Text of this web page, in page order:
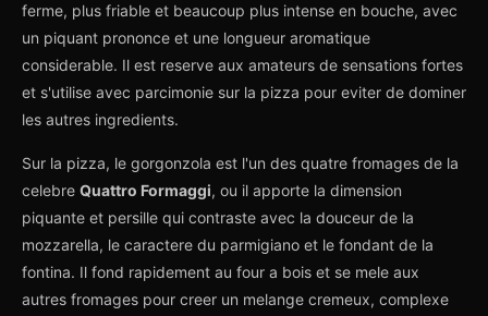
ferme, plus friable et beaucoup plus intense en bouche, avec
un piquant prononce et une longueur aromatique
considerable. Il est reserve aux amateurs de sensations fortes
et s'utilise avec parcimonie sur la pizza pour eviter de dominer
les autres ingredients.
Sur la pizza, le gorgonzola est l'un des quatre fromages de la
celebre Quattro Formaggi, ou il apporte la dimension
piquante et persille qui contraste avec la douceur de la
mozzarella, le caractere du parmigiano et le fondant de la
fontina. Il fond rapidement au four a bois et se mele aux
autres fromages pour creer un melange cremeux, complexe